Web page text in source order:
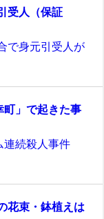
受人（保証
で身元引受人が
町」で起きた事
連続殺人事件
花束・鉢植えは